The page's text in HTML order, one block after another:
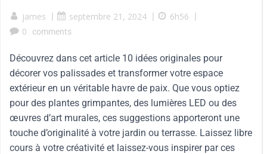
james | septembre 21, 2024 | 6h56 |
0
comments
Découvrez dans cet article 10 idées originales pour
décorer vos palissades et transformer votre espace
extérieur en un véritable havre de paix. Que vous optiez
pour des plantes grimpantes, des lumières LED ou des
œuvres d’art murales, ces suggestions apporteront une
touche d’originalité à votre jardin ou terrasse. Laissez libre
cours à votre créativité et laissez-vous inspirer par ces